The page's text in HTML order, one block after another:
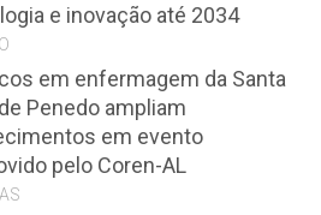
e inovação até 2034
em enfermagem da Santa
Penedo ampliam
em evento
pelo Coren-AL